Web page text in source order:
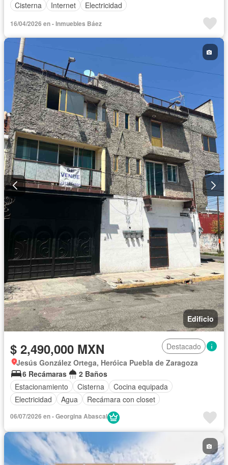
Cisterna
Internet Electricidad
16/04/2026 en - Inmuebles Báez
Edificio
$ 2,490,000 MXN
Destacado
Jesús González Ortega, Heróica Puebla de Zaragoza
6 Recámaras
2 Baños
Estacionamiento
Cisterna
Cocina equipada
Electricidad
Agua Recámara con closet
06/07/2026 en - Georgina Abascal